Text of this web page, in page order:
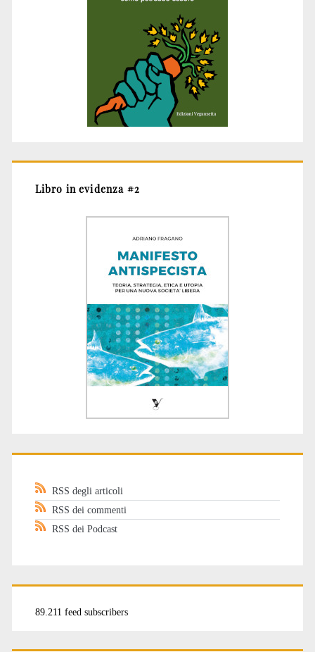
Libro in evidenza #2
RSS degli articoli
RSS dei commenti
RSS dei Podcast
89.211 feed subscribers